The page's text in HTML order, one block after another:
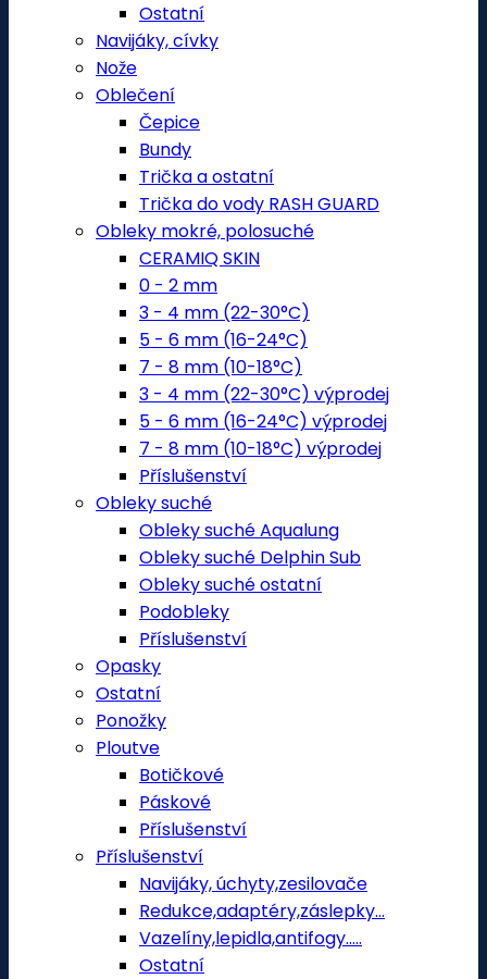
Ostatní
Navijáky, cívky
Nože
Oblečení
Čepice
Bundy
Trička a ostatní
Trička do vody RASH GUARD
Obleky mokré, polosuché
CERAMIQ SKIN
0 - 2 mm
3 - 4 mm (22-30°C)
5 - 6 mm (16-24°C)
7 - 8 mm (10-18°C)
3 - 4 mm (22-30°C) výprodej
5 - 6 mm (16-24°C) výprodej
7 - 8 mm (10-18°C) výprodej
Příslušenství
Obleky suché
Obleky suché Aqualung
Obleky suché Delphin Sub
Obleky suché ostatní
Podobleky
Příslušenství
Opasky
Ostatní
Ponožky
Ploutve
Botičkové
Páskové
Příslušenství
Příslušenství
Navijáky, úchyty,zesilovače
Redukce,adaptéry,záslepky...
Vazelíny,lepidla,antifogy.....
Ostatní